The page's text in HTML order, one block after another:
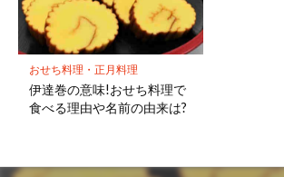
おせち料理・正月料理
伊達巻の意味!おせち料理で
食べる理由や名前の由来は?